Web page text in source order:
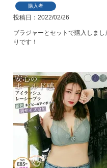
購入者
投稿日 2022/02/26
ブラジャーとセットで購入しまし
りです！